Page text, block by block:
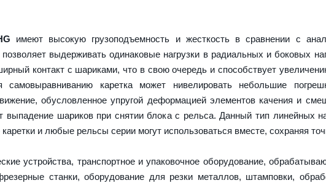
имеют высокую грузоподъемность и жесткость в сравнении с
выдерживать одинаковые нагрузки в радиальных и боковых
контакт с шариками, что в свою очередь и способствует
самовыравниванию каретка может нивелировать небольшие
обусловленное упругой деформацией элементов качения и
выпадение шариков при снятии блока с рельса. Данный тип линейных
и любые рельсы серии могут использоваться вместе, сохраняя
устройства, транспортное и упаковочное оборудование,
станки, оборудование для резки металлов, штамповки,